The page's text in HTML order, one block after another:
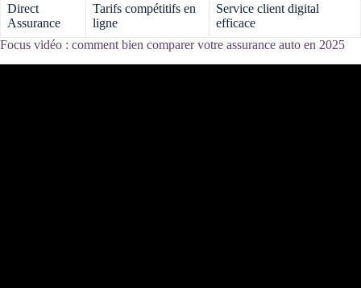
Direct
Assurance
Tarifs compétitifs en
ligne
Service client digital
efficace
Focus vidéo : comment bien comparer votre assurance auto en 2025